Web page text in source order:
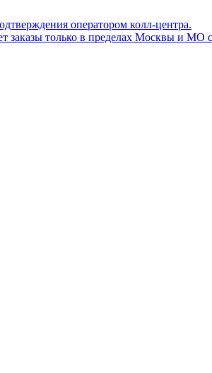
оператором колл-центра.
заказы только в пределах Москвы и